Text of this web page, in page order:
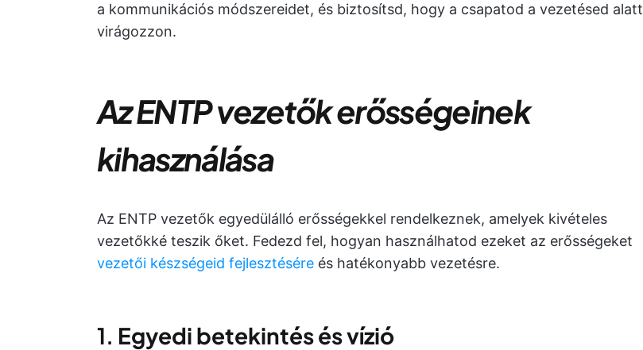
a kommunikációs módszereidet, és biztosítsd, hogy a csapatod a vezetésed alatt
virágozzon.
Az ENTP vezetők erősségeinek
kihasználása
Az ENTP vezetők egyedülálló erősségekkel rendelkeznek, amelyek kivételes
vezetőkké teszik őket. Fedezd fel, hogyan használhatod ezeket az erősségeket
vezetői készségeid fejlesztésére és hatékonyabb vezetésre.
1. Egyedi betekintés és vízió